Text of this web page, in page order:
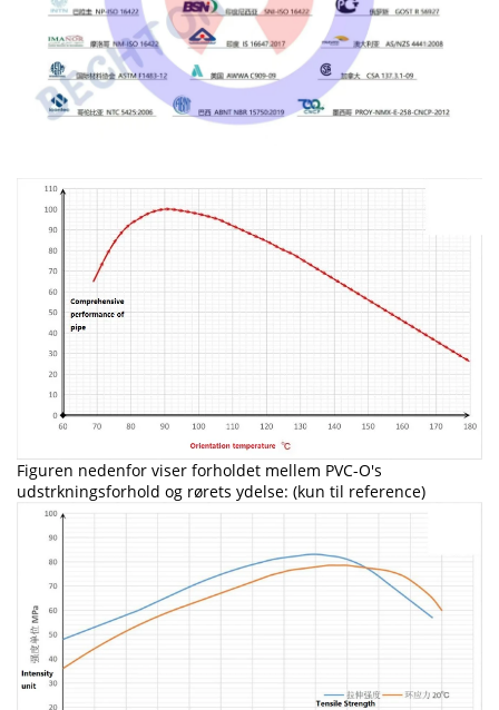
Figuren nedenfor viser forholdet mellem PVC-O's
udstrkningsforhold og rørets ydelse: (kun til reference)